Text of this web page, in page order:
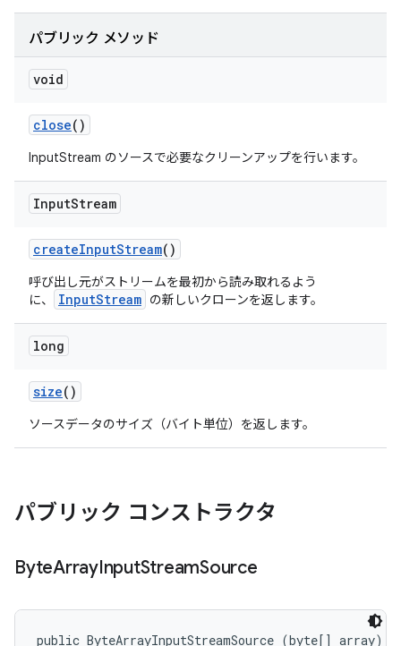
パブリック メソッド
void
close()
InputStream のソースで必要なクリーンアップを行います。
InputStream
createInputStream()
呼び出し元がストリームを最初から読み取れるよう
に、
InputStream の新しいクローンを返します。
long
size()
ソースデータのサイズ（バイト単位）を返します。
パブリック コンストラクタ
ByteArrayInputStreamSource
public ByteArrayInputStreamSource (byte[] array)